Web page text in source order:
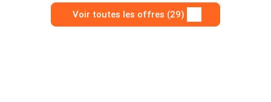
Voir toutes les offres (29)